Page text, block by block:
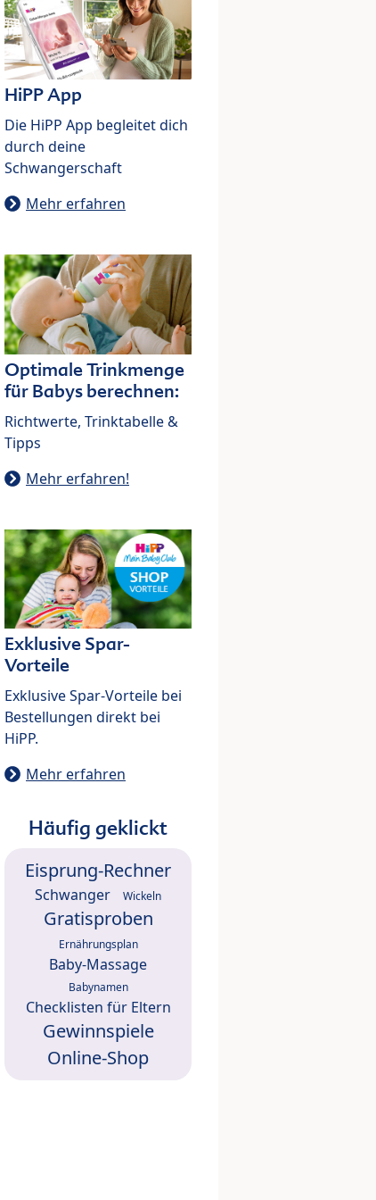
HiPP App
Die HiPP App begleitet dich
durch deine
Schwangerschaft
Mehr erfahren
Optimale Trinkmenge
für Babys berechnen:
Richtwerte, Trinktabelle &
Tipps
Mehr erfahren!
Exklusive Spar-
Vorteile
Exklusive Spar-Vorteile bei
Bestellungen direkt bei
HiPP.
Mehr erfahren
Häufig geklickt
Eisprung-Rechner
Schwanger Wickeln
Gratisproben
Ernährungsplan
Baby-Massage
Babynamen
Checklisten für Eltern
Gewinnspiele
Online-Shop